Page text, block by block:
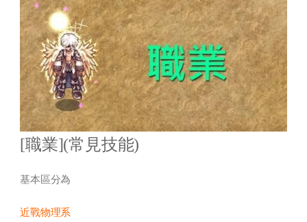
[職業](常見技能)
基本區分為
近戰物理系